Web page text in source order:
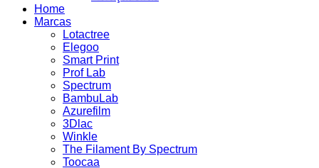
Home
Marcas
Lotactree
Elegoo
Smart Print
Prof Lab
Spectrum
BambuLab
Azurefilm
3Dlac
Winkle
The Filament By Spectrum
Toocaa